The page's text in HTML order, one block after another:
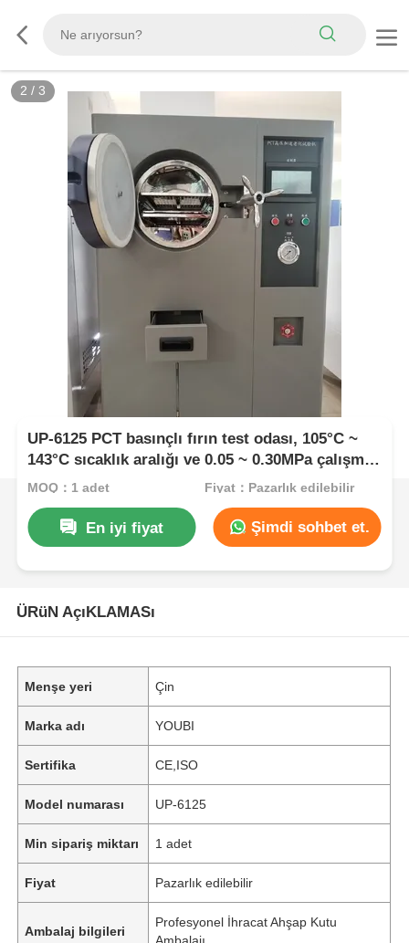
3 / 3
UP-6125 PCT basınçlı fırın test odası, 105°C ~
143°C sıcaklık aralığı ve 0.05 ~ 0.30MPa çalışma
basıncı için %100 RH sabit doymuş buhar
MOQ：1 adet Fiyat：Pazarlık edilebilir
En iyi fiyat Şimdi sohbet et.
ÜRüN AçıKLAMASı
Menşe yeri Çin
Marka adı YOUBI
Sertifika CE,ISO
Model numarası UP-6125
Min sipariş miktarı 1 adet
Fiyat Pazarlık edilebilir
Ambalaj bilgileri
Profesyonel İhracat Ahşap Kutu
Ambalajı